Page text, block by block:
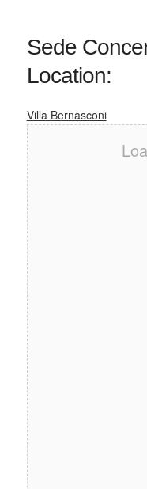
Sede
Location:
Villa Bernasconi